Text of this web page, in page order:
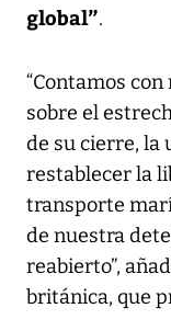
global”.
“Contamos
sobre el
de su cierre, la
restablecer la
transporte
de nuestra
reabierto”,
británica, que